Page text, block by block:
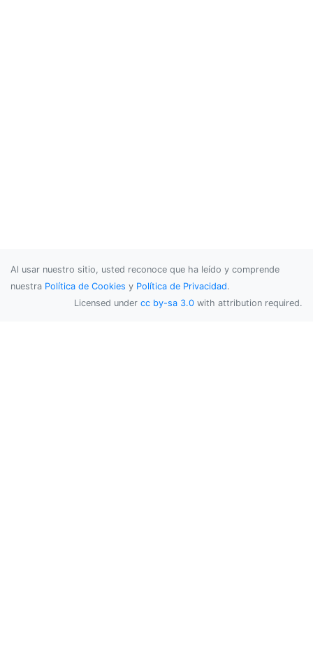
Al usar nuestro sitio, usted reconoce que ha leído y comprende
nuestra Política de Cookies y Política de Privacidad.
Licensed under cc by-sa 3.0 with attribution required.